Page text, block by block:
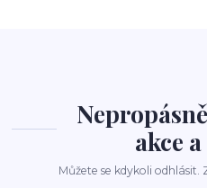
akce
Můžete se kdykoli odhlásit.